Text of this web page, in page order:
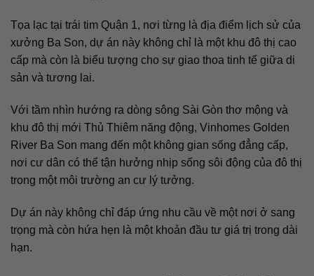
Tọa lạc tại trái tim Quận 1, nơi từng là địa điểm lịch sử của
xưởng Ba Son, dự án này không chỉ là một khu đô thị cao
cấp mà còn là biểu tượng cho sự giao thoa tinh tế giữa di
sản và tương lai.
Với tầm nhìn hướng ra dòng sông Sài Gòn thơ mộng và
khu đô thị mới Thủ Thiêm năng động, Vinhomes Golden
River Ba Son mang đến một không gian sống đẳng cấp,
nơi cư dân có thể tận hưởng nhịp sống sôi động của đô thị
trong một môi trường an cư lý tưởng.
Dự án này không chỉ đáp ứng nhu cầu về một nơi ở sang
trọng mà còn hứa hẹn là một khoản đầu tư giá trị trong dài
hạn.